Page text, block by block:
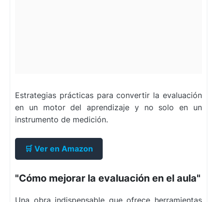
Estrategias prácticas para convertir la evaluación
en un motor del aprendizaje y no solo en un
instrumento de medición.
🛒 Ver en Amazon
"Cómo mejorar la evaluación en el aula"